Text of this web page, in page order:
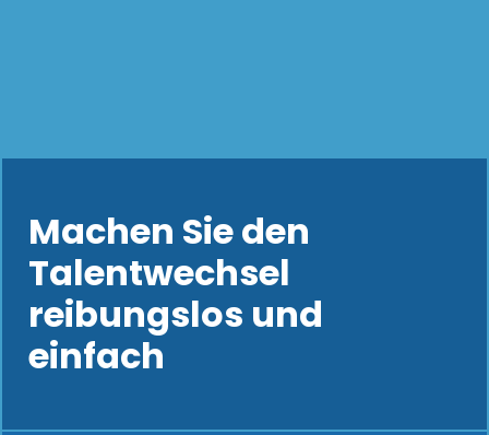
Machen Sie den
Talentwechsel
reibungslos und
einfach